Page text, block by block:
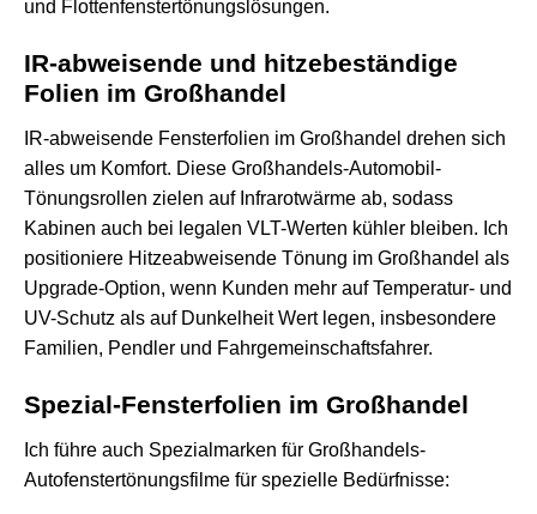
und Flottenfenstertönungslösungen.
IR-abweisende und hitzebeständige
Folien im Großhandel
IR-abweisende Fensterfolien im Großhandel drehen sich
alles um Komfort. Diese Großhandels-Automobil-
Tönungsrollen zielen auf Infrarotwärme ab, sodass
Kabinen auch bei legalen VLT-Werten kühler bleiben. Ich
positioniere Hitzeabweisende Tönung im Großhandel als
Upgrade-Option, wenn Kunden mehr auf Temperatur- und
UV-Schutz als auf Dunkelheit Wert legen, insbesondere
Familien, Pendler und Fahrgemeinschaftsfahrer.
Spezial-Fensterfolien im Großhandel
Ich führe auch Spezialmarken für Großhandels-
Autofenstertönungsfilme für spezielle Bedürfnisse: